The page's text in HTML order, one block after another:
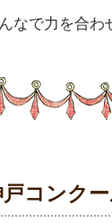
なで力を合わ
戸コンク